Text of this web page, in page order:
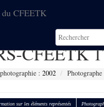
CFEETK
CFEETK
: 2002
sur les éléments représentés